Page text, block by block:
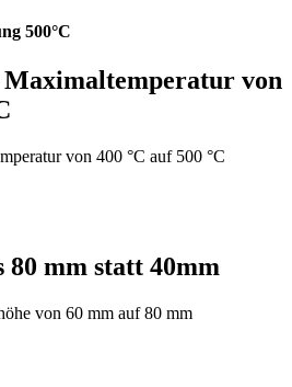
500°C
von
von 400 °C auf 500 °C
mm statt 40mm
von 60 mm auf 80 mm